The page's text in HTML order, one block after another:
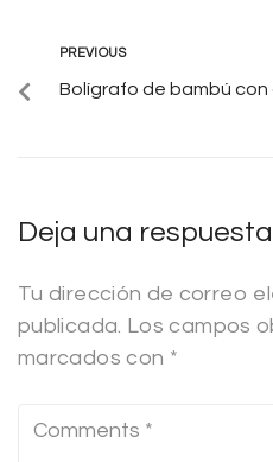
PREVIOUS
Bolígrafo de bambú con
Deja una respuesta
Tu dirección de correo
publicada. Los campos
marcados con *